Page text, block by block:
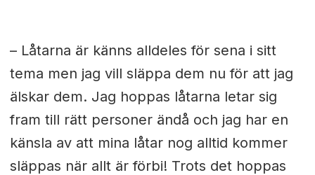
– Låtarna är känns alldeles för sena i sitt
tema men jag vill släppa dem nu för att jag
älskar dem. Jag hoppas låtarna letar sig
fram till rätt personer ändå och jag har en
känsla av att mina låtar nog alltid kommer
släppas när allt är förbi! Trots det hoppas